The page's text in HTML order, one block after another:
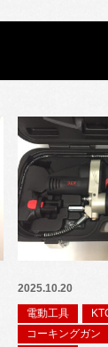
2025.10.20
電動工具
コーキングガン